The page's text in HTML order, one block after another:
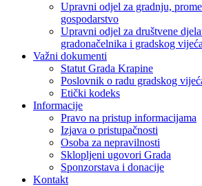
Upravni odjel za gradnju,
gospodarstvo
Upravni odjel za društvene
gradonačelnika i gradskog vijeća
Važni dokumenti
Statut Grada Krapine
Poslovnik o radu gradskog
Etički kodeks
Informacije
Pravo na pristup informacijama
Izjava o pristupačnosti
Osoba za nepravilnosti
Sklopljeni ugovori Grada
Sponzorstava i donacije
Kontakt